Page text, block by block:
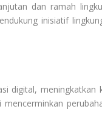
dan ramah
inisiatif
digital, meningkatkan